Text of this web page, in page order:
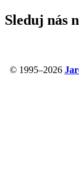
Sleduj nás
© 1995–2026